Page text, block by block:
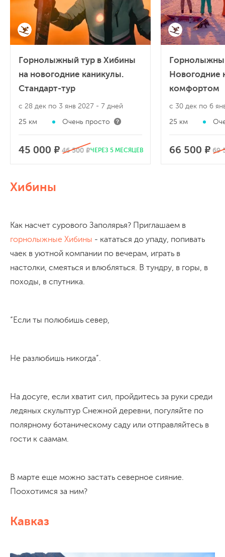
Горнолыжный тур в Хибины
на новогодние каникулы.
Стандарт-тур
с 28 дек по 3 янв 2027 - 7 дней
25 км Очень просто
45 000 ₽ 46 500 ₽ЧЕРЕЗ 5 МЕСЯЦЕВ
Новогодние
комфортом
с 30 дек по 6
25 км
66 500 ₽ 69
Хибины
Как насчет сурового Заполярья? Приглашаем в
горнолыжные Хибины - кататься до упаду, попивать
чаек в уютной компании по вечерам, играть в
настолки, смеяться и влюбляться. В тундру, в горы, в
походы, в спутника.
“Если ты полюбишь север,
Не разлюбишь никогда”.
На досуге, если хватит сил, пройдитесь за руки среди
ледяных скульптур Снежной деревни, погуляйте по
полярному ботаническому саду или отправляйтесь в
гости к саамам.
В марте еще можно застать северное сияние.
Поохотимся за ним?
Кавказ